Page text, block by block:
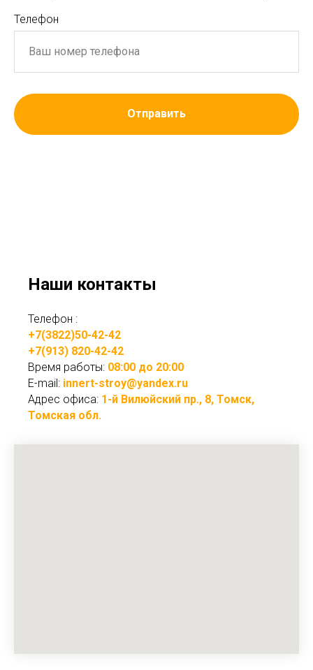
Телефон
Отправить
Наши контакты
Телефон :
+7(3822)50-42-42
+7(913) 820-42-42
Время работы: 08:00 до 20:00
E-mail: innert-stroy@yandex.ru
Адрес офиса: 1-й Вилюйский пр., 8, Томск,
Томская обл.